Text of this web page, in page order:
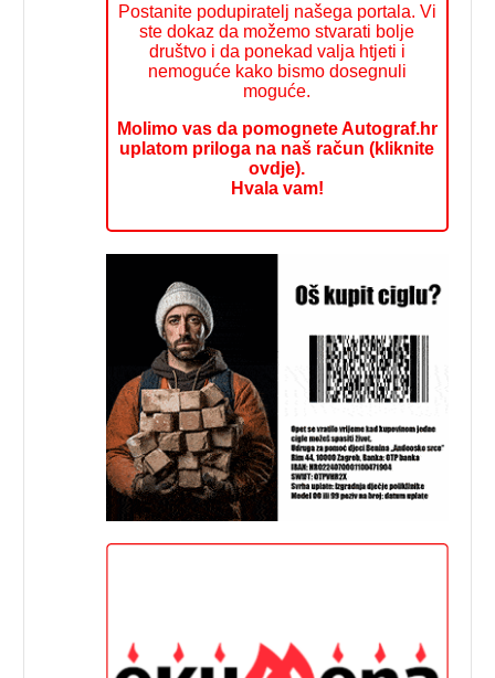
Postanite podupiratelj našega portala. Vi
ste dokaz da možemo stvarati bolje
društvo i da ponekad valja htjeti i
nemoguće kako bismo dosegnuli
moguće.
Molimo vas da pomognete Autograf.hr
uplatom priloga na naš račun (kliknite
ovdje).
Hvala vam!